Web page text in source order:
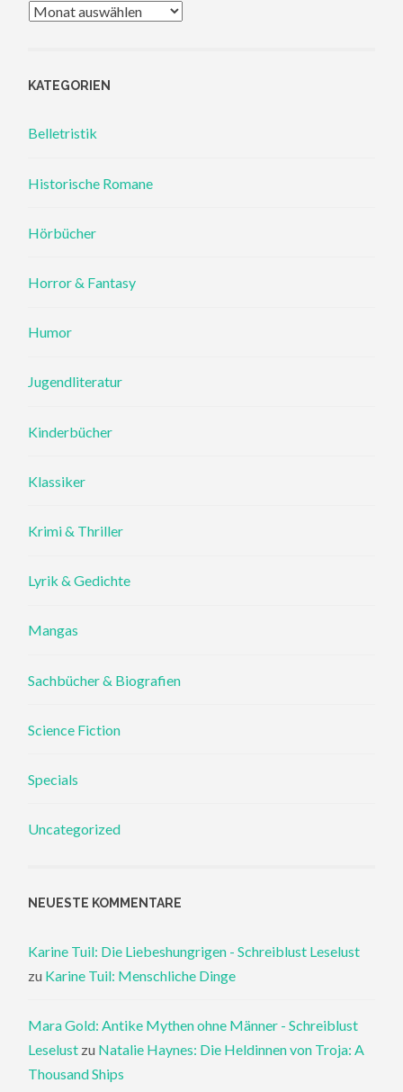
Archiv
KATEGORIEN
Belletristik
Historische Romane
Hörbücher
Horror & Fantasy
Humor
Jugendliteratur
Kinderbücher
Klassiker
Krimi & Thriller
Lyrik & Gedichte
Mangas
Sachbücher & Biografien
Science Fiction
Specials
Uncategorized
NEUESTE KOMMENTARE
Karine Tuil: Die Liebeshungrigen - Schreiblust Leselust
zu Karine Tuil: Menschliche Dinge
Mara Gold: Antike Mythen ohne Männer - Schreiblust
Leselust zu Natalie Haynes: Die Heldinnen von Troja: A
Thousand Ships